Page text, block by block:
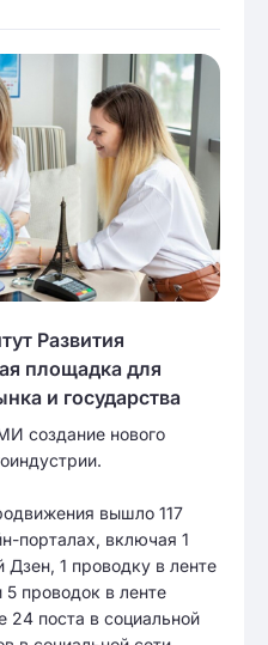
Развития
площадка для
и государства
создание нового
вышло 117
порталах, включая 1
Дзен, 1 проводку в ленте
5 проводок в ленте
24 поста в социальной